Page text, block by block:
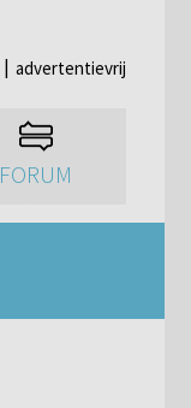
advertentievrij
FORUM